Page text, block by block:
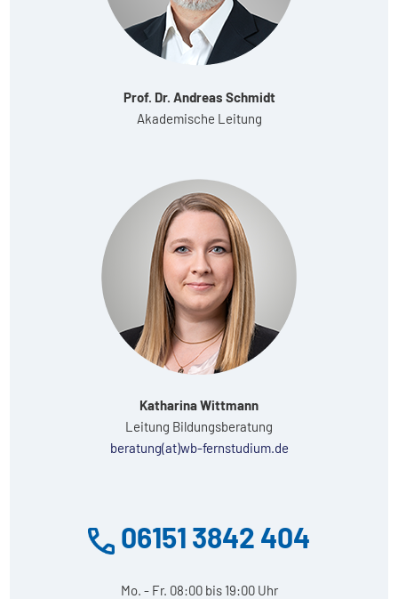
Prof. Dr. Andreas Schmidt
Akademische Leitung
Katharina Wittmann
Leitung Bildungsberatung
beratung(at)wb-fernstudium.de
06151 3842 404
Mo. - Fr. 08:00 bis 19:00 Uhr